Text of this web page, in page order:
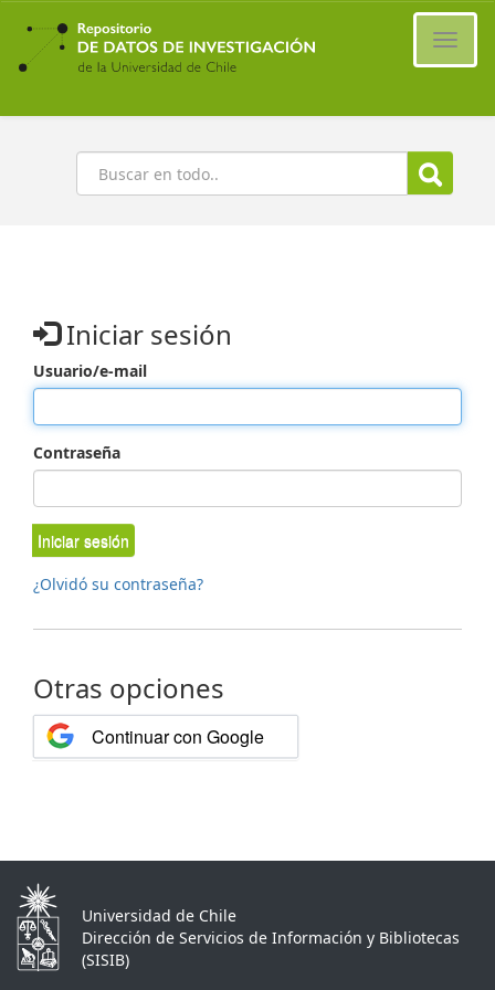
Ir
contenido
principal
Buscar
Iniciar sesión
Usuario/e-mail
Contraseña
Iniciar sesión
¿Olvidó su contraseña?
Otras opciones
Continuar con Google
Universidad de Chile
Dirección de Servicios de Información y Bibliotecas
(SISIB)